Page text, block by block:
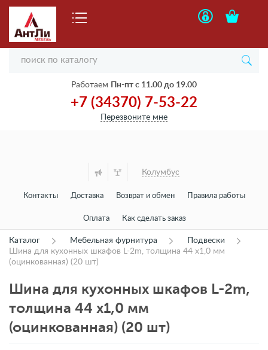
Работаем Пн-пт с 11.00 до 19.00
+7 (34370) 7-53-22
Перезвоните мне
Колумбус
Контакты Доставка Возврат и обмен Правила работы
Оплата Как сделать заказ
Каталог Мебельная фурнитура
Подвески
Шина для кухонных шкафов L-2m, толщина 44 х1,0 мм
(оцинкованная) (20 шт)
Шина для кухонных шкафов L-2m,
толщина 44 х1,0 мм
(оцинкованная) (20 шт)